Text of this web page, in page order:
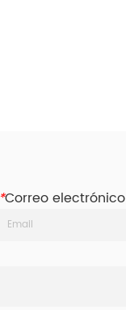
*Correo electrónico